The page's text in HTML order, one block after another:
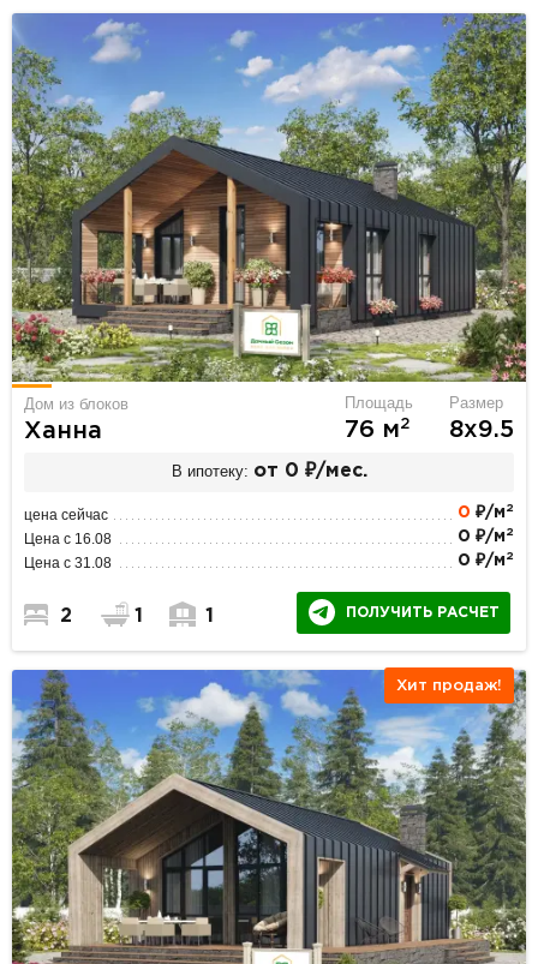
Дом из блоков
Ханна
Площадь
76 м2
Размер
8х9.5
В ипотеку: от 0 ₽/мес.
цена сейчас 0 ₽/м 2
Цена с 16.08 0 ₽/м 2
Цена с 31.08 0 ₽/м 2
2 1 1 ПОЛУЧИТЬ РАСЧЕТ
Хит продаж!